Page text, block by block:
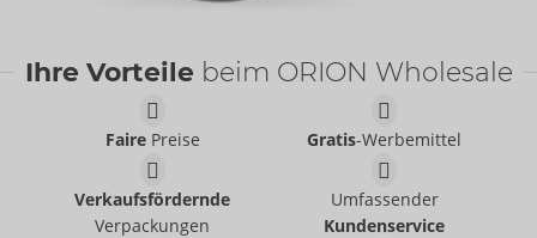
Ihre Vorteile beim ORION Wholesale
FairePreise Gratis-Werbemittel
Verkaufsfördernde
Verpackungen
Umfassender
Kundenservice